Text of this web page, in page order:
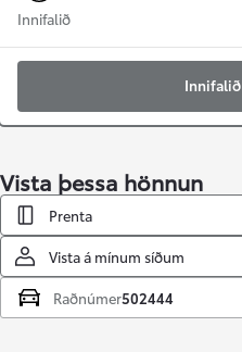
Innifalið
Innifalið
Vista þessa hönnun
Prenta
Vista á mínum síðum
Raðnúmer502444